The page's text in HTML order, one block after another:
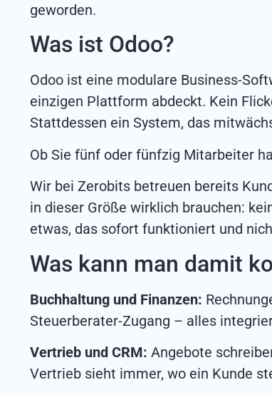
geworden.
Was ist Odoo?
Odoo ist eine modulare Business-
einzigen Plattform abdeckt. Kein
Stattdessen ein System, das
Ob Sie fünf oder fünfzig Mitarbeiter
Wir bei Zerobits betreuen bereits
in dieser Größe wirklich brauchen:
etwas, das sofort funktioniert und
Was kann man damit
Buchhaltung und Finanzen:
Steuerberater-Zugang – alles
Vertrieb und CRM: Angebote
Vertrieb sieht immer, wo ein Kunde